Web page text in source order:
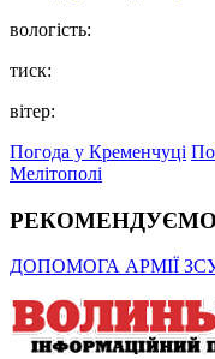
вологість:
тиск:
вітер:
Погода у Кременчуці
Мелітополі
РЕКОМЕНДУЄМО
ДОПОМОГА АРМІЇ